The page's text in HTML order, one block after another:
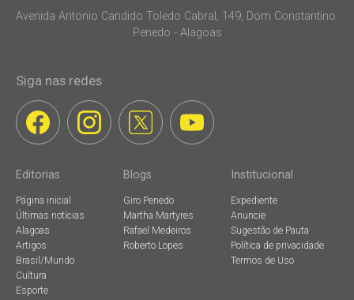
Avenida Antonio Candido Toledo Cabral, 149, Dom Constantino.
Penedo - Alagoas
Siga nas redes
Editorias
Página inicial
Últimas notícias
Alagoas
Artigos
Brasil/Mundo
Cultura
Esporte
Blogs
Giro Penedo
Martha Martyres
Rafael Medeiros
Roberto Lopes
Institucional
Expediente
Anuncie
Sugestão de Pauta
Política de privacidade
Termos de Uso